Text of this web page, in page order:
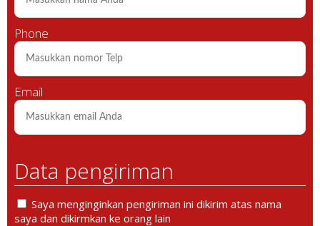
Phone
Email
Data pengiriman
Saya menginginkan pengiriman ini dikirim atas nama
saya dan dikirmkan ke orang lain